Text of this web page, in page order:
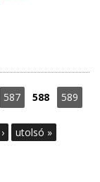
587 588 589
utolsó »